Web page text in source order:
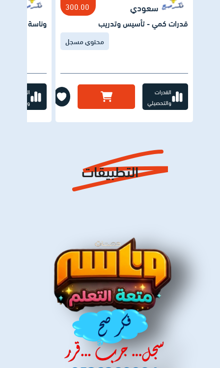
سعودي
300.00
قدرات كمي - تأسيس وتدريب
محتوي مسجل
القدرات
والتحصيلي
وناسة
القدرات
والتحصيلي
التطبيقات